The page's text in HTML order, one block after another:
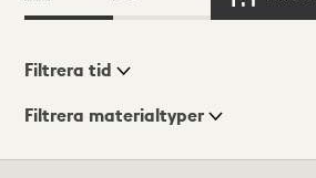
Visningsläge
Filtrera tid
Filtrera materialtyper